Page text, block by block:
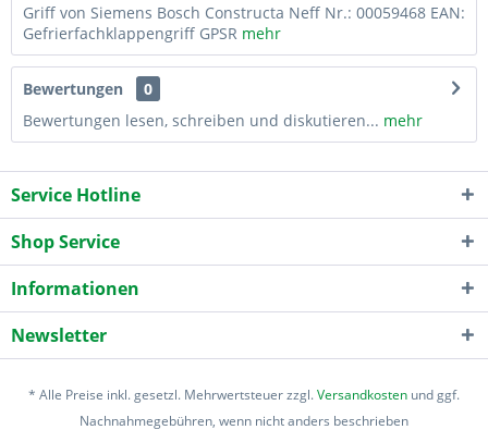
Griff von Siemens Bosch Constructa Neff Nr.: 00059468 EAN:
Gefrierfachklappengriff GPSR mehr
Bewertungen
0
Bewertungen lesen, schreiben und diskutieren... mehr
Service Hotline
Shop Service
Informationen
Newsletter
* Alle Preise inkl. gesetzl. Mehrwertsteuer zzgl.Versandkosten und ggf.
Nachnahmegebühren, wenn nicht anders beschrieben